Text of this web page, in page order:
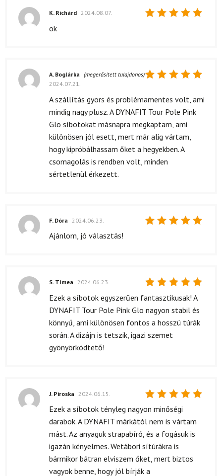
K. Richárd 2024.08.07.
ok
5/ 5
A. Boglárka (megerősített tulajdonos)
2024.07.21.
A szállítás gyors és problémamentes volt, ami
mindig nagy plusz. A DYNAFIT Tour Pole Pink
Glo síbotokat másnapra megkaptam, ami
különösen jól esett, mert már alig vártam,
hogy kipróbálhassam őket a hegyekben. A
csomagolás is rendben volt, minden
sértetlenül érkezett.
F. Dóra 2024.06.23.
Ajánlom, jó választás!
Értékelés:
S. Tímea 2024.06.23.
Ezek a síbotok egyszerűen fantasztikusak! A
DYNAFIT Tour Pole Pink Glo nagyon stabil és
könnyű, ami különösen fontos a hosszú túrák
során. A dizájn is tetszik, igazi szemet
gyönyörködtető!
Értékelés:
J. Piroska 2024.06.15.
Ezek a síbotok tényleg nagyon minőségi
darabok. A DYNAFIT márkától nem is vártam
mást. Az anyaguk strapabíró, és a fogásuk is
igazán kényelmes. Wetábori sítúrákra is
bármikor bátran elviszem őket, mert biztos
vagyok benne, hogy jól bírják a